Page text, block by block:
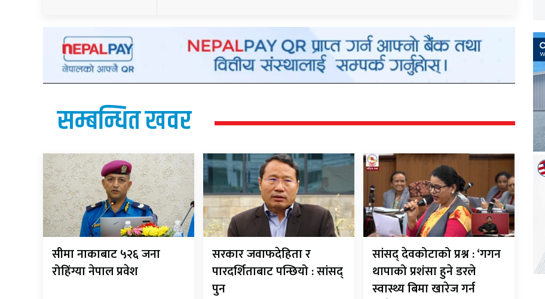
सम्बन्धित खवर
सीमा नाकाबाट ५२६ जना
रोहिंग्या नेपाल प्रवेश
सरकार जवाफदेहिता र
पारदर्शिताबाट पन्छियो : सांसद्
पुन
सांसद् देवकोटाको प्रश्न : ‘गगन
थापाको प्रशंसा हुने डरले
स्वास्थ्य बिमा खारेज गर्न